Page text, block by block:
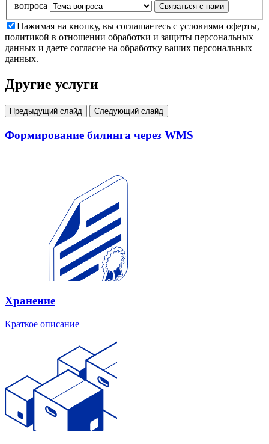
вопроса
Связаться с нами
Нажимая на кнопку, вы соглашаетесь с условиями оферты,
политикой в отношении обработки и защиты персональных
данных и даете согласие на обработку ваших персональных
данных.
Другие услуги
Предыдущий слайд Следующий слайд
Формирование билинга через WMS
Хранение
Краткое описание